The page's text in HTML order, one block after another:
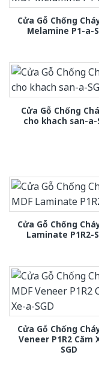
Cửa Gỗ Chống
Melamine P1-a-
Cửa Gỗ Chống
cho khach san-a-
Cửa Gỗ Chống
Laminate P1R2-
Cửa Gỗ Chống
Veneer P1R2 Căm
SGD